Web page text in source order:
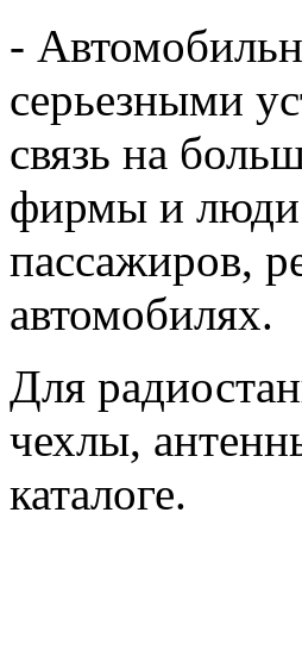
-
серьезными
связь на
фирмы и люди
пассажиров,
автомобилях.
Для
чехлы,
каталоге.